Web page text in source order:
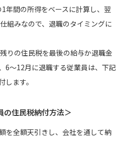
年間の所得をベースに計算し、翌
組みなので、退職のタイミングに
りの住民税を最後の給与か退職金
6～12月に退職する従業員は、下記
ます。
の住民税納付方法＞
を全額天引きし、会社を通して納